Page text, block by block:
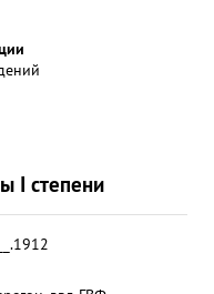
I степени